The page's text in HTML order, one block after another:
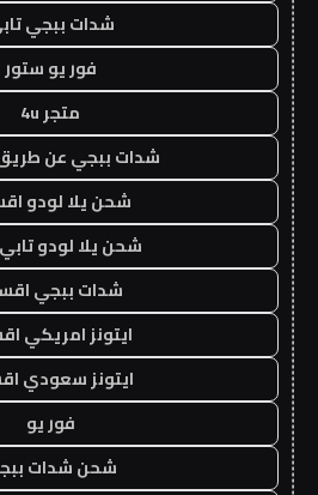
شدات ببجي
فور يو ستور
متجر 4u
شدات ببجي عن
شحن يلا لودو
شحن يلا لودو تابي
شدات ببجي
ايتونز امريكي
ايتونز سعودي
فور يو
شحن شدات